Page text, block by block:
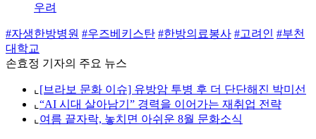
우려
#자생한방병원 #우즈베키스탄 #한방의료봉사 #고려인 #부천
대학교
손효정 기자의 주요 뉴스
⌞ [브라보 문화 이슈] 유방암 투병 후 더 단단해진 박미선
⌞ “AI 시대 살아남기” 경력을 이어가는 재취업 전략
⌞ 여름 끝자락, 놓치면 아쉬운 8월 문화소식